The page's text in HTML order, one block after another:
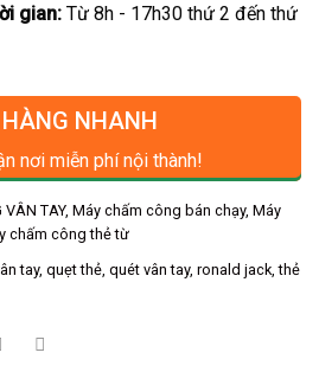
gian: Từ 8h - 17h30 thứ 2 đến thứ
NHANH
nơi miễn phí nội thành!
VÂN TAY, Máy chấm công bán chạy, Máy
chấm công thẻ từ
tay, quẹt thẻ, quét vân tay, ronald jack,thẻ